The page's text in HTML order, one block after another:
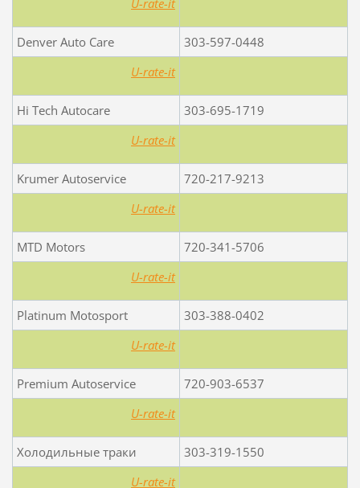
Denver Auto Care
303-597-0448
U-rate-it
Hi Tech Autocare
303-695-1719
U-rate-it
Krumer Autoservice
720-217-9213
U-rate-it
MTD Motors
720-341-5706
U-rate-it
Platinum Motosport
303-388-0402
U-rate-it
Premium Autoservice
720-903-6537
U-rate-it
Холодильные траки
303-319-1550
U-rate-it